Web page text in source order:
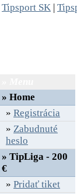
Tipsport SK |
» Home
» Registrácia
» Zabudnuté
heslo
» TipLiga - 200
€
» Pridať tiket